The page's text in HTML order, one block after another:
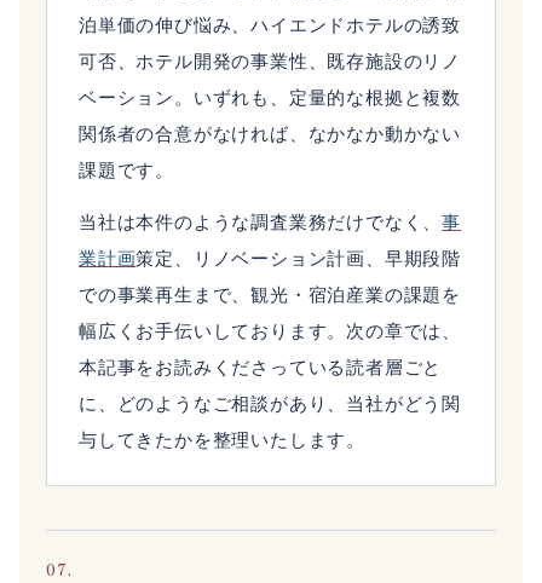
泊単価の伸び悩み、ハイエンドホテルの誘致
可否、ホテル開発の事業性、既存施設のリノ
ベーション。いずれも、定量的な根拠と複数
関係者の合意がなければ、なかなか動かない
課題です。
当社は本件のような調査業務だけでなく、事
業計画策定、リノベーション計画、早期段階
での事業再生まで、観光・宿泊産業の課題を
幅広くお手伝いしております。次の章では、
本記事をお読みくださっている読者層ごと
に、どのようなご相談があり、当社がどう関
与してきたかを整理いたします。
07.